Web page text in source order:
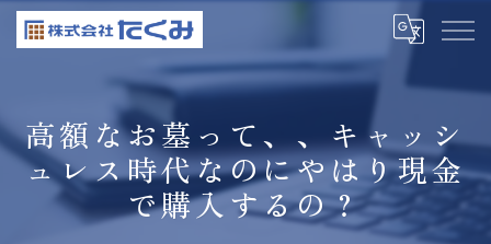
高額なお墓って、、キャッシ
ュレス時代なのにやはり現金
で購入するの？